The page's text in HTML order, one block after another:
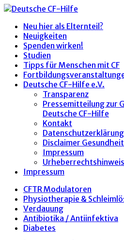
Neu hier als Elternteil?
Neuigkeiten
Spenden wirken!
Studien
Tipps für Menschen mit CF
Deutsche CF-Hilfe e.V.
Transparenz
Pressemitteilung zur
Deutsche CF-Hilfe
Kontakt
Datenschutzerklärung
Disclaimer
Impressum
Urheberrechtshinweis
Impressum
CFTR Modulatoren
Physiotherapie &
Verdauung
Antibiotika / Antiinfektiva
Diabetes